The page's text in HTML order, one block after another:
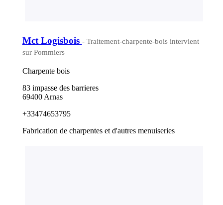
Mct Logisbois - Traitement-charpente-bois intervient
sur Pommiers
Charpente bois
83 impasse des barrieres
69400 Arnas
+33474653795
Fabrication de charpentes et d'autres menuiseries